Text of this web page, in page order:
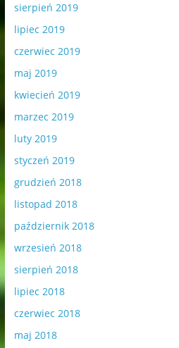
sierpień 2019
lipiec 2019
czerwiec 2019
maj 2019
kwiecień 2019
marzec 2019
luty 2019
styczeń 2019
grudzień 2018
listopad 2018
październik 2018
wrzesień 2018
sierpień 2018
lipiec 2018
czerwiec 2018
maj 2018